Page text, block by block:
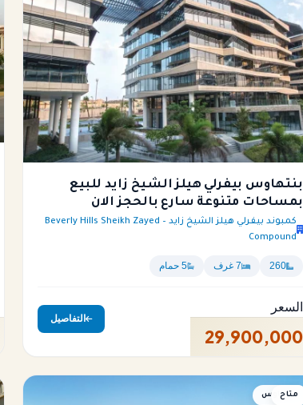
بنتهاوس بيفرلي هيلز الشيخ زايد للبيع
بمساحات متنوعة سارع بالحجز الان
كمبوند بيفرلي هيلز الشيخ زايد – Beverly Hills Sheikh Zayed
Compound
260 7 غرف 5 حمام
السعر
29,900,000
التفاصيل
بنتهاوس
متاح